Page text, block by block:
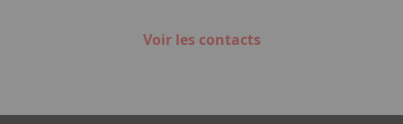
Voir les contacts